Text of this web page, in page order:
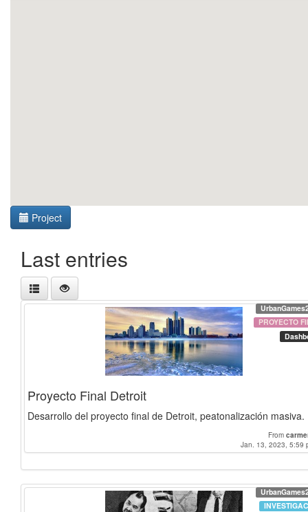
Project
Last entries
PROYECTO
Proyecto Final Detroit
Desarrollo del proyecto final de Detroit, peatonalización masiva.
From
Jan. 13, 2023, 5:59